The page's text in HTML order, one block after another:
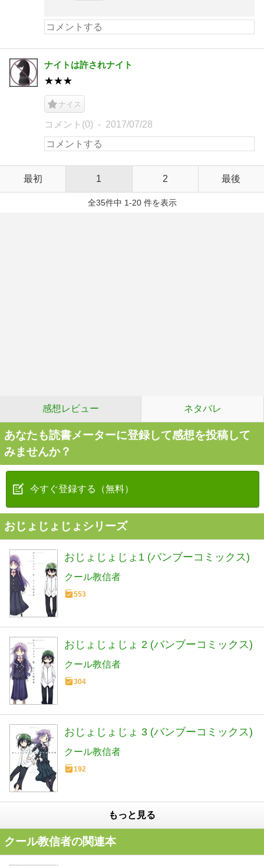
ナイトは許されナイト
★★★
ナイス
コメント(0) 2017/07/28
最初 1 2 最後
全35件中 1-20 件を表示
感想レビュー ネタバレ
あなたも読書メーターに登録して感想を投稿して
みませんか？
今すぐ登録する（無料）
おじょじょじょシリーズ
おじょじょじょ1 (バンブーコミックス)
クール教信者
553
おじょじょじょ 2 (バンブーコミックス)
クール教信者
304
おじょじょじょ 3 (バンブーコミックス)
クール教信者
192
もっと見る
クール教信者の関連本